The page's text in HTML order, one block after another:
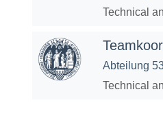
Technical
Abteilung
Technical